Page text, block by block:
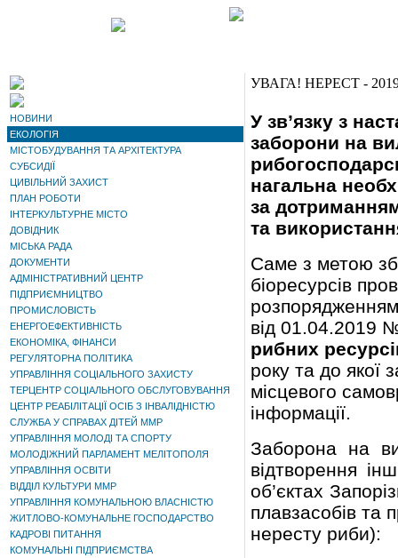
НОВИНИ
ЕКОЛОГІЯ
МІСТОБУДУВАННЯ ТА АРХІТЕКТУРА
СУБСИДІЇ
ЦИВІЛЬНИЙ ЗАХИСТ
ПЛАН РОБОТИ
ІНТЕРКУЛЬТУРНЕ МІСТО
ДОВІДНИК
МІСЬКА РАДА
ДОКУМЕНТИ
АДМІНІСТРАТИВНИЙ ЦЕНТР
ПІДПРИЄМНИЦТВО
ПРОМИСЛОВІСТЬ
ЕНЕРГОЕФЕКТИВНІСТЬ
ЕКОНОМІКА, ФІНАНСИ
РЕГУЛЯТОРНА ПОЛІТИКА
УПРАВЛІННЯ СОЦІАЛЬНОГО ЗАХИСТУ
ТЕРЦЕНТР СОЦІАЛЬНОГО ОБСЛУГОВУВАННЯ
ЦЕНТР РЕАБІЛІТАЦІЇ ОСІБ З ІНВАЛІДНІСТЮ
СЛУЖБА У СПРАВАХ ДІТЕЙ ММР
УПРАВЛІННЯ МОЛОДІ ТА СПОРТУ
МОЛОДІЖНИЙ ПАРЛАМЕНТ МЕЛІТОПОЛЯ
УПРАВЛІННЯ ОСВІТИ
ВІДДІЛ КУЛЬТУРИ ММР
УПРАВЛІННЯ КОМУНАЛЬНОЮ ВЛАСНІСТЮ
ЖИТЛОВО-КОМУНАЛЬНЕ ГОСПОДАРСТВО
КАДРОВІ ПИТАННЯ
КОМУНАЛЬНІ ПІДПРИЄМСТВА
УВАГА! НЕРЕСТ -
У зв’язку з
заборони на
нагальна
за
та
Саме з метою
біоресурсів
розпорядженням
від 01.04.2019
рибних
року та до якої
місцевого
інформації.
Заборона на
відтворення
об’єктах
плавзасобів та
нересту риби):